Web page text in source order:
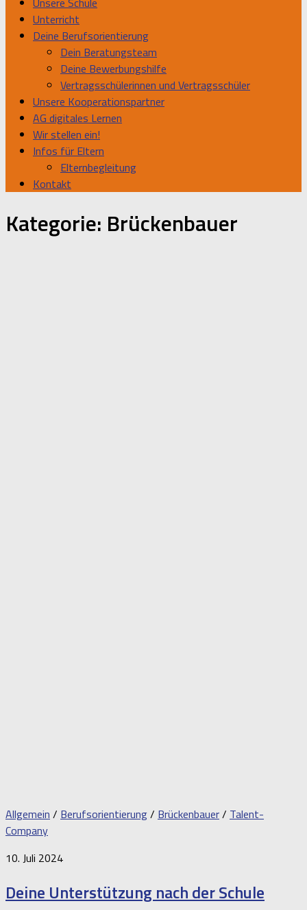
Unterricht
Deine Berufsorientierung
Dein Beratungsteam
Deine Bewerbungshilfe
Vertragsschülerinnen und Vertragsschüler
Unsere Kooperationspartner
AG digitales Lernen
Wir stellen ein!
Infos für Eltern
Elternbegleitung
Kontakt
Kategorie: Brückenbauer
Allgemein / Berufsorientierung/ Brückenbauer/ Talent-
Company
10. Juli 2024
Deine Unterstützung nach der Schule